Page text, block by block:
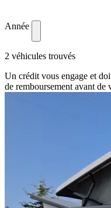
Année
2 véhicules trouvés
Un crédit vous engage et
de remboursement avant de